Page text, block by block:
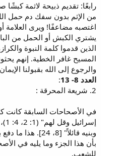
رابعًا: تقديم ذبيحة لاثمة كبشًا
من الإثم بدون سفك دم حمل
اغتصبه مضاعفًا! ويرى العلامة
يشتري الكبش أو الحمل من
الذين قدموا كلمة النبوة
المسيح غافر الخطية. إنهم
والرجوع إلى الله بقبولنا
العدد 8- 13
:
2. شريعة المحرقة :
في الأصحاحات السابقة
وبنيه قائلاً" [8،
للشعب.